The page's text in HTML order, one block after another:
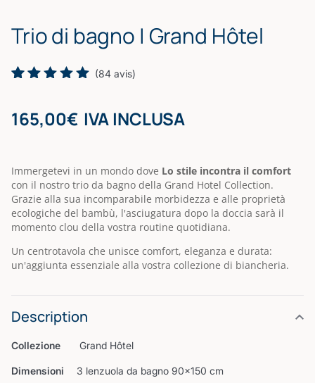
Trio di bagno | Grand Hôtel
of 5
based on
(84 avis)
165,00€ IVA INCLUSA
Immergetevi in un mondo dove Lo stile incontra il comfort
con il nostro trio da bagno della Grand Hotel Collection.
Grazie alla sua incomparabile morbidezza e alle proprietà
ecologiche del bambù, l'asciugatura dopo la doccia sarà il
momento clou della vostra routine quotidiana.
Un centrotavola che unisce comfort, eleganza e durata:
un'aggiunta essenziale alla vostra collezione di biancheria.
Description
Collezione Grand Hôtel
Dimensioni 3 lenzuola da bagno 90×150 cm